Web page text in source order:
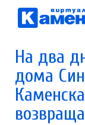
На два
дома